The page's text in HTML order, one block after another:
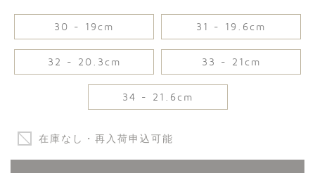
30 - 19cm 31 - 19.6cm
32 - 20.3cm 33 - 21cm
34 - 21.6cm
在庫なし・再入荷申込可能